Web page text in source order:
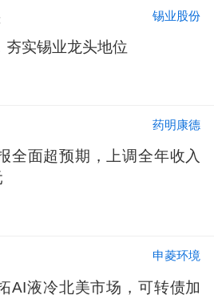
锡业股份
夯实锡业龙头地位
药明康德
全面超预期，上调全年收入
申菱环境
AI液冷北美市场，可转债加